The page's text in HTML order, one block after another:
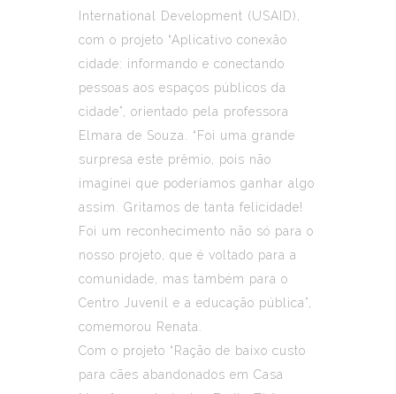
International Development (USAID),
com o projeto “Aplicativo conexão
cidade: informando e conectando
pessoas aos espaços públicos da
cidade”, orientado pela professora
Elmara de Souza. “Foi uma grande
surpresa este prêmio, pois não
imaginei que poderíamos ganhar algo
assim. Gritamos de tanta felicidade!
Foi um reconhecimento não só para o
nosso projeto, que é voltado para a
comunidade, mas também para o
Centro Juvenil e a educação pública”,
comemorou Renata.
Com o projeto “Ração de baixo custo
para cães abandonados em Casa